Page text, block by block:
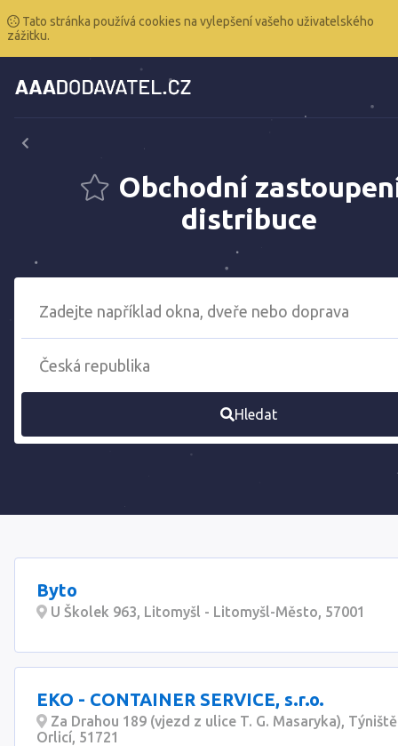
Tato stránka používá cookies na vylepšení vašeho uživatelského
zážitku.
Obchodní
distribuce
Hledat
Byto
U Školek 963, Litomyšl - Litomyšl-Město, 57001
EKO - CONTAINER SERVICE, s.r.o.
Za Drahou 189 (vjezd z ulice T. G. Masaryka),
Orlicí, 51721